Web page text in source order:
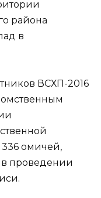
района
в
ВСХП-2016
омичей,
в проведении